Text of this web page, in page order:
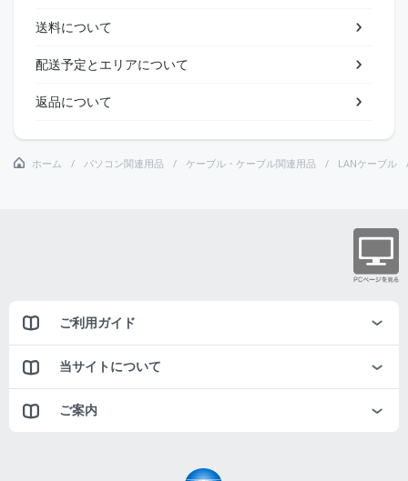
送料について
配送予定とエリアについて
返品について
ホーム パソコン関連用品 ケーブル・ケーブル関連用品 LANケーブル
ご利用ガイド
当サイトについて
ご案内